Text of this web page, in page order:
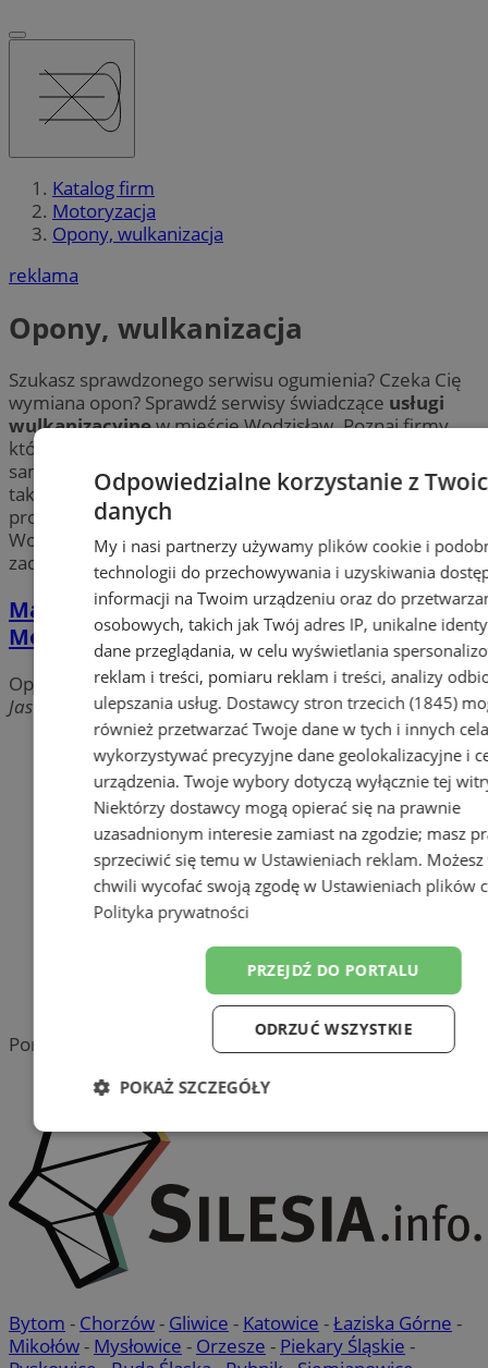
Katalog firm
Motoryzacja
Opony, wulkanizacja
reklama
Opony, wulkanizacja
Szukasz sprawdzonego serwisu ogumienia? Czeka Cię
wymiana opon? Sprawdź serwisy świadczące usługi
wulkanizacyjnew mieście Wodzisław. Poznaj firmy,
których specjalizacją jest sprzedaż opon do
samochodów osobowych, dostawczych i ciężarowych, a
także dystrybucja felg aluminiowych. Skorzystaj z
profesjonalnej wymiany i naprawy opon w okolicy
Wodzisławia. Wybierz serwis opon w Wodzisławiu i
zadbaj o bezpieczną i komfortową jazdę samochodem.
Maroszczyk Adam. Sprzedaż opon i art.
Motoryzacyjnych
Opony, wulkanizacja
Jastrzębska, 44-304 Wodzisław Śląski
Dodaj firmę
Pozostałe firmy w kategorii
reklama
Tworzenie stron www -
Wodzisław Śląski
Portal należy do sieci
Bytom - Chorzów- Gliwice - Katowice -Łaziska Górne -
Mikołów- Mysłowice - Orzesze - Piekary Śląskie -
Odpowiedzialne korzystanie z
danych
My i nasi partnerzy używamy plików cookie i
technologii do przechowywania i uzyskiwania
informacji na Twoim urządzeniu oraz do
osobowych, takich jak Twój adres IP, unikalne
dane przeglądania, w celu wyświetlania
reklam i treści, pomiaru reklam i treści, analizy
ulepszania usług. Dostawcy stron trzecich (1845)
również przetwarzać Twoje dane w tych i innych
wykorzystywać precyzyjne dane geolokalizacyjne i
urządzenia. Twoje wybory dotyczą wyłącznie tej
Niektórzy dostawcy mogą opierać się na prawnie
uzasadnionym interesie zamiast na zgodzie; masz
sprzeciwić się temu w Ustawieniach reklam.
chwili wycofać swoją zgodę w Ustawieniach plików
Polityka prywatności
PRZEJDŹ DO PORTALU
ODRZUĆ WSZYSTKIE
POKAŻ SZCZEGÓŁY
Niezbędne Wydajność
Funkcjonalność